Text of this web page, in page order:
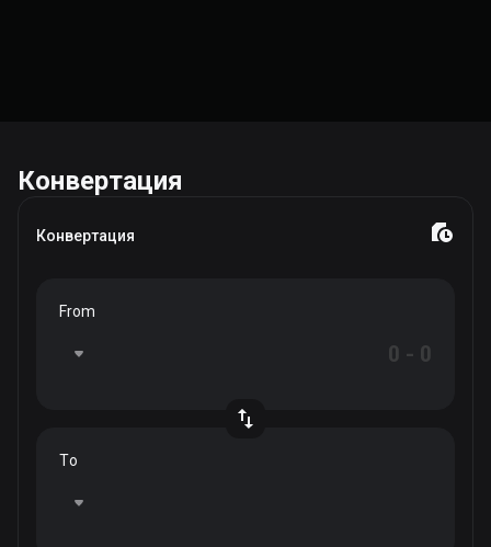
Конвертация
Конвертация
From
To